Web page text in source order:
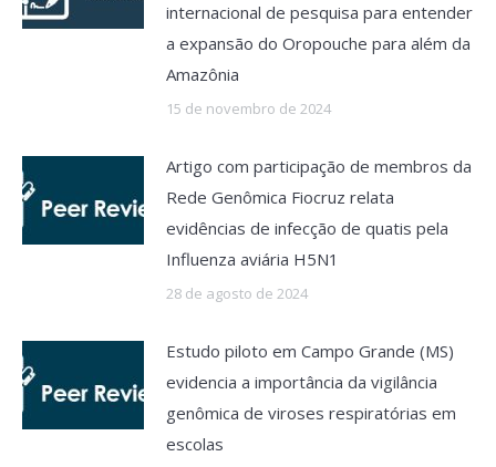
internacional de pesquisa para entender
a expansão do Oropouche para além da
Amazônia
15 de novembro de 2024
Artigo com participação de membros da
Rede Genômica Fiocruz relata
evidências de infecção de quatis pela
Influenza aviária H5N1
28 de agosto de 2024
Estudo piloto em Campo Grande (MS)
evidencia a importância da vigilância
genômica de viroses respiratórias em
escolas